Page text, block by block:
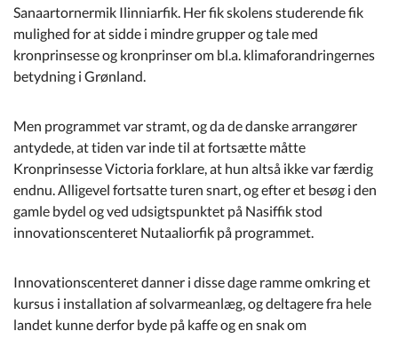
Sanaartornermik Ilinniarfik. Her fik skolens studerende fik
mulighed for at sidde i mindre grupper og tale med
kronprinsesse og kronprinser om bl.a. klimaforandringernes
betydning i Grønland.
Men programmet var stramt, og da de danske arrangører
antydede, at tiden var inde til at fortsætte måtte
Kronprinsesse Victoria forklare, at hun altså ikke var færdig
endnu. Alligevel fortsatte turen snart, og efter et besøg i den
gamle bydel og ved udsigtspunktet på Nasiffik stod
innovationscenteret Nutaaliorfik på programmet.
Innovationscenteret danner i disse dage ramme omkring et
kursus i installation af solvarmeanlæg, og deltagere fra hele
landet kunne derfor byde på kaffe og en snak om